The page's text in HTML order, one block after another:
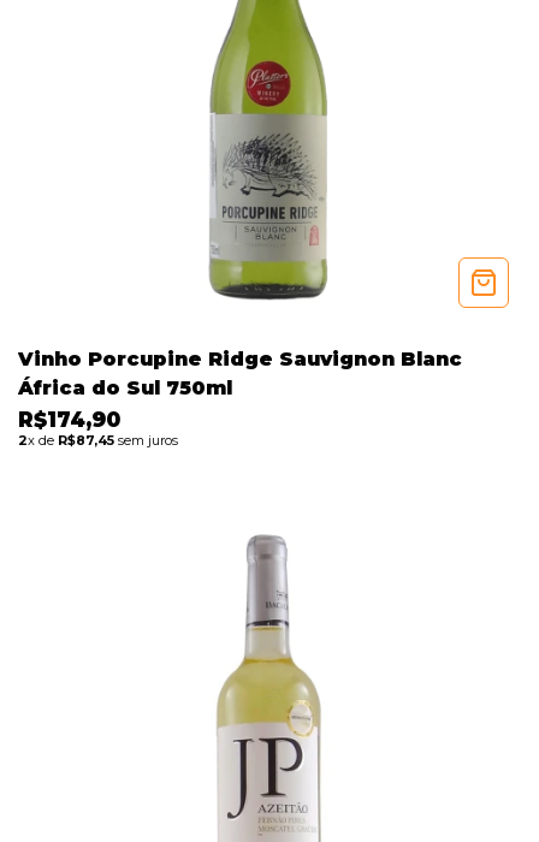
Vinho Porcupine Ridge Sauvignon Blanc
África do Sul 750ml
R$174,90
2x de R$87,45 sem juros